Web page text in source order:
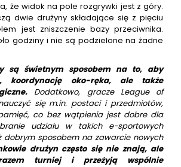
że widok na pole rozgrywki jest z góry.
dwie drużyny składające się z pięciu
jest zniszczenie bazy przeciwnika.
godziny i nie są podzielone na żadne
są świetnym sposobem na to, aby
koordynację oko-ręka, ale także
Dodatkowo, gracze League of
się m.in. postaci i przedmiotów,
co bez wątpienia jest dobre dla
udziału w takich e-sportowych
dobrym sposobem na zawarcie nowych
drużyn często się nie znają, ale
turniej i przeżyją wspólnie